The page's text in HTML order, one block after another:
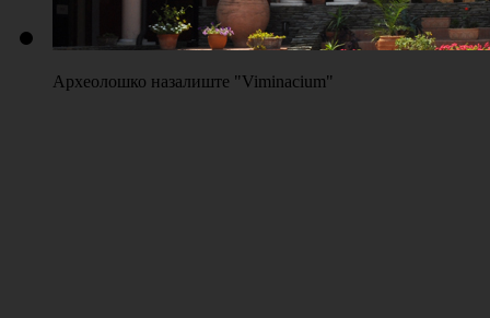
Археолошко назалиште "Viminacium"